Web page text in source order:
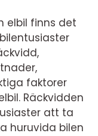
elbil finns det
faktorer
Räckvidden
att ta
huruvida bilen